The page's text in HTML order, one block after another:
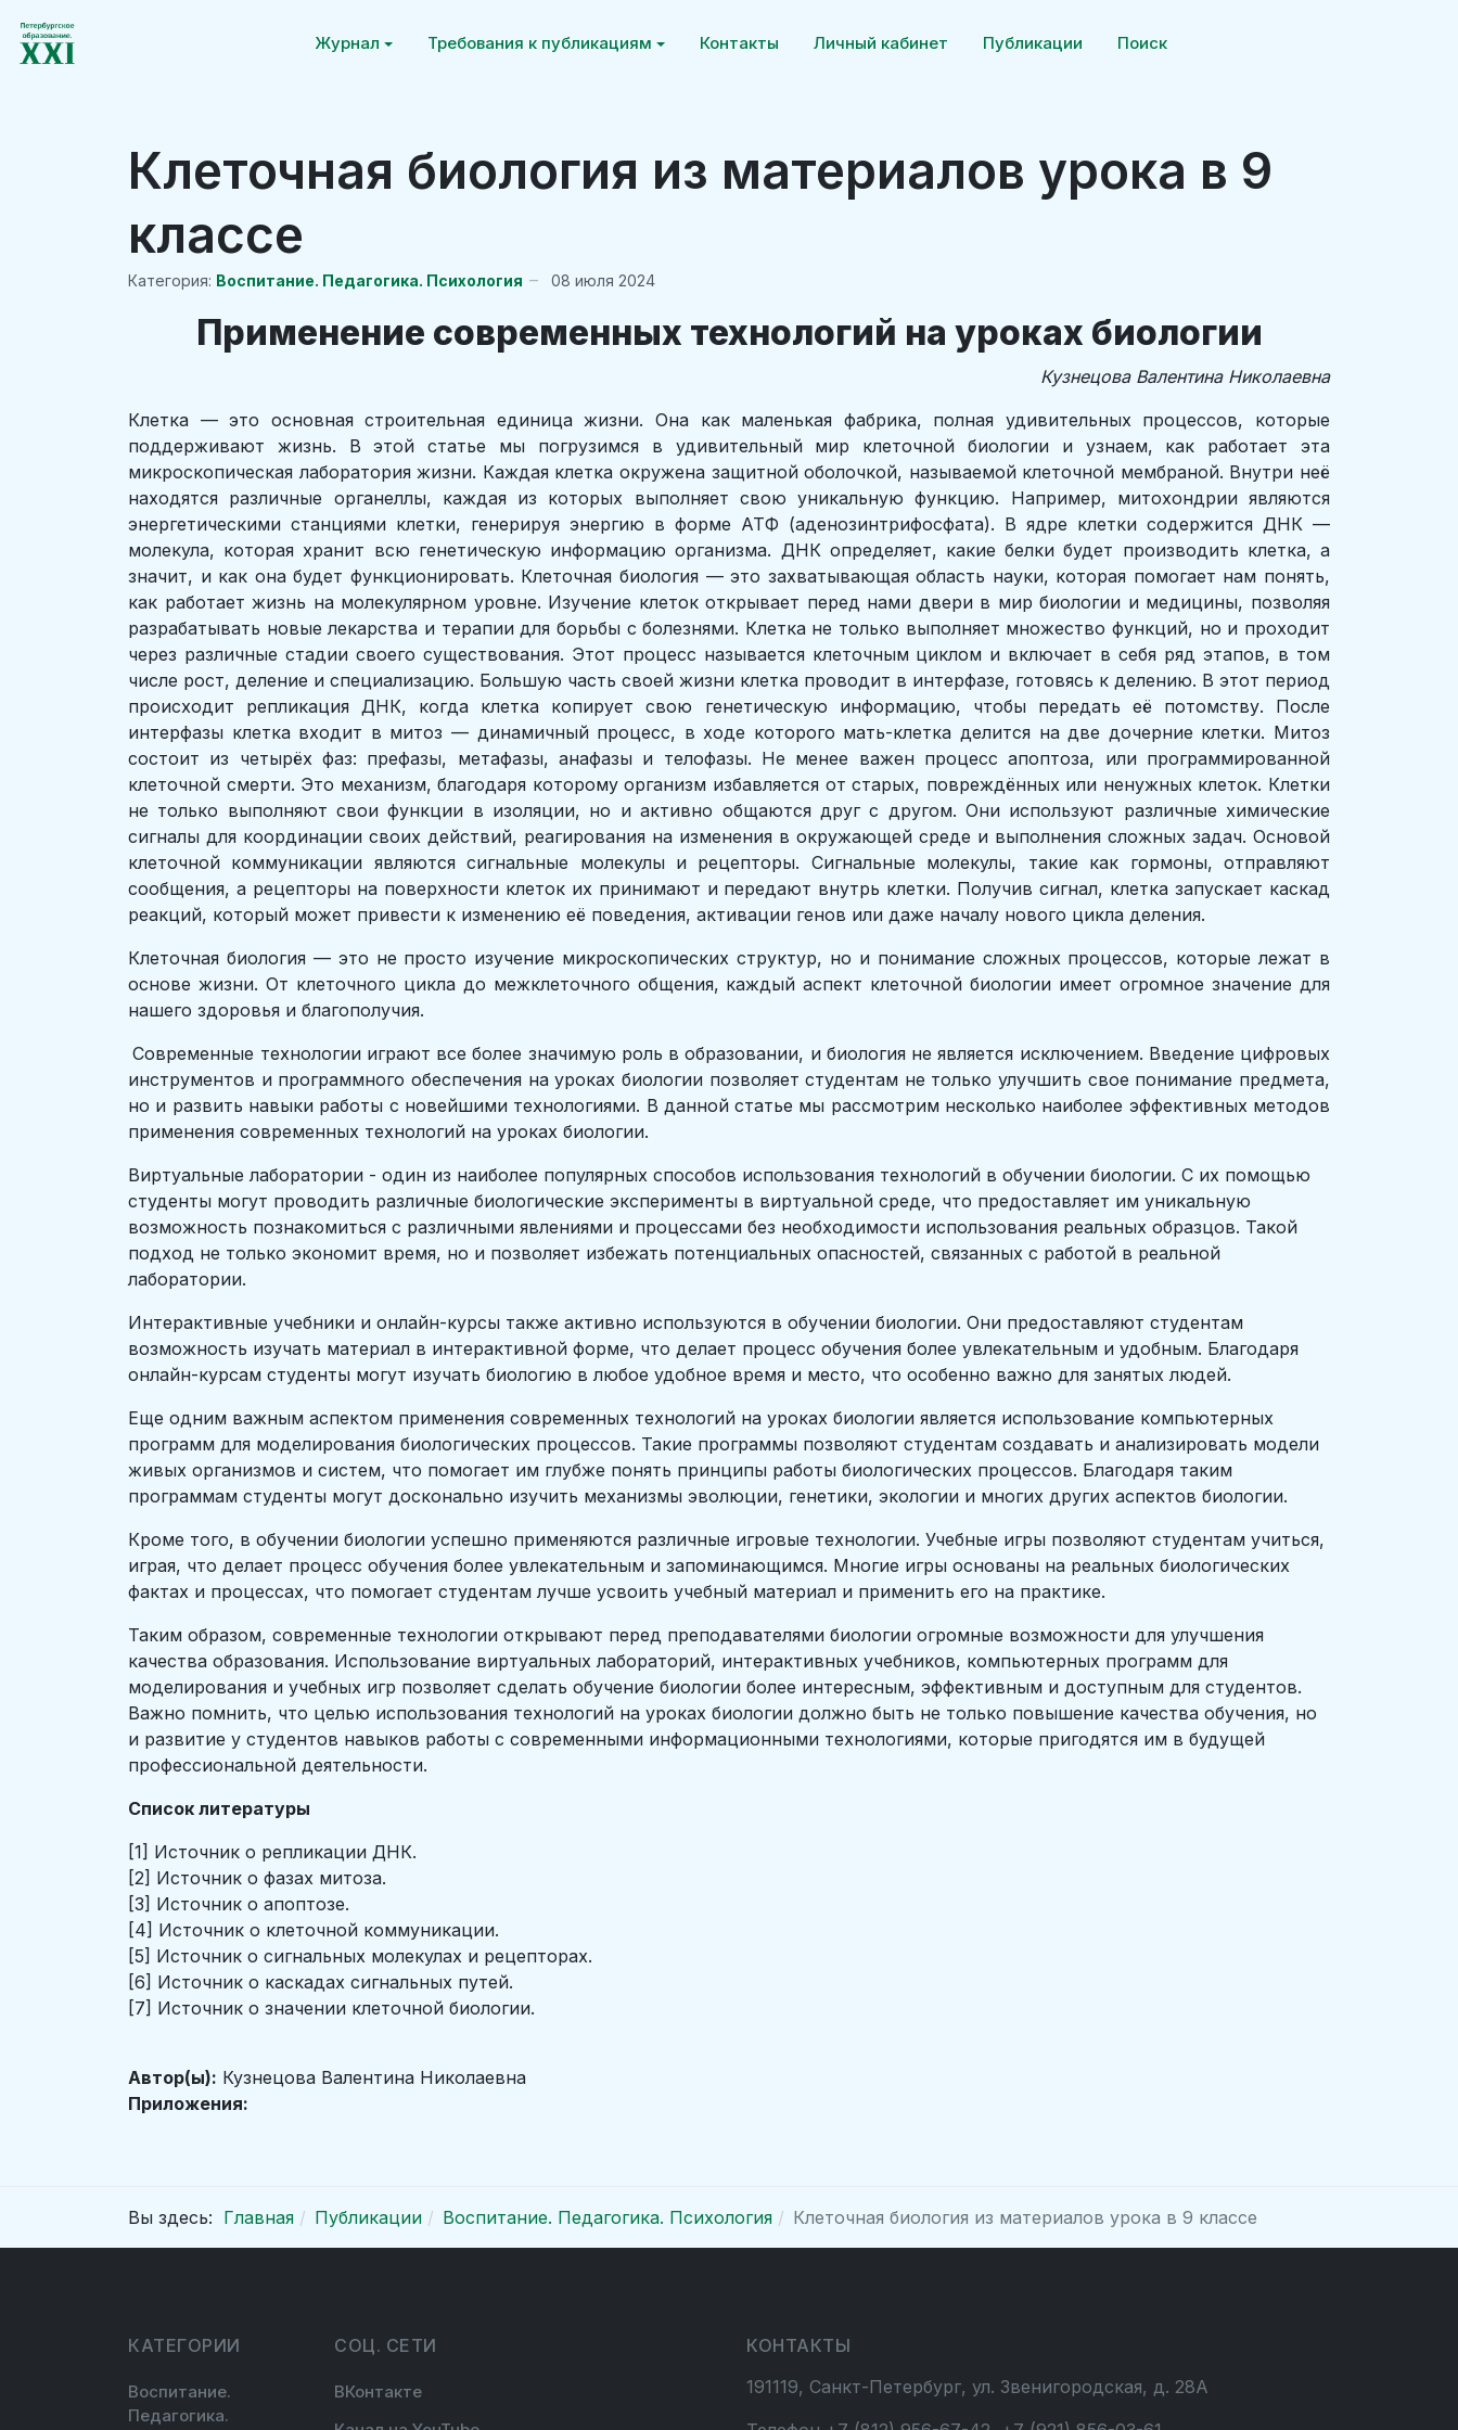
Журнал Требования к публикациям Контакты Личный кабинет Публикации Поиск
Клеточная биология из материалов урока в 9
классе
Категория: Воспитание. Педагогика. Психология 08 июля 2024
Применение современных технологий на уроках биологии
Кузнецова Валентина Николаевна
Клетка — это основная строительная единица жизни. Она как маленькая фабрика, полная удивительных процессов, которые
поддерживают жизнь. В этой статье мы погрузимся в удивительный мир клеточной биологии и узнаем, как работает эта
микроскопическая лаборатория жизни. Каждая клетка окружена защитной оболочкой, называемой клеточной мембраной. Внутри неё
находятся различные органеллы, каждая из которых выполняет свою уникальную функцию. Например, митохондрии являются
энергетическими станциями клетки, генерируя энергию в форме АТФ (аденозинтрифосфата). В ядре клетки содержится ДНК —
молекула, которая хранит всю генетическую информацию организма. ДНК определяет, какие белки будет производить клетка, а
значит, и как она будет функционировать. Клеточная биология — это захватывающая область науки, которая помогает нам понять,
как работает жизнь на молекулярном уровне. Изучение клеток открывает перед нами двери в мир биологии и медицины, позволяя
разрабатывать новые лекарства и терапии для борьбы с болезнями. Клетка не только выполняет множество функций, но и проходит
через различные стадии своего существования. Этот процесс называется клеточным циклом и включает в себя ряд этапов, в том
числе рост, деление и специализацию. Большую часть своей жизни клетка проводит в интерфазе, готовясь к делению. В этот период
происходит репликация ДНК, когда клетка копирует свою генетическую информацию, чтобы передать её потомству. После
интерфазы клетка входит в митоз — динамичный процесс, в ходе которого мать-клетка делится на две дочерние клетки. Митоз
состоит из четырёх фаз: префазы, метафазы, анафазы и телофазы. Не менее важен процесс апоптоза, или программированной
клеточной смерти. Это механизм, благодаря которому организм избавляется от старых, повреждённых или ненужных клеток. Клетки
не только выполняют свои функции в изоляции, но и активно общаются друг с другом. Они используют различные химические
сигналы для координации своих действий, реагирования на изменения в окружающей среде и выполнения сложных задач. Основой
клеточной коммуникации являются сигнальные молекулы и рецепторы. Сигнальные молекулы, такие как гормоны, отправляют
сообщения, а рецепторы на поверхности клеток их принимают и передают внутрь клетки. Получив сигнал, клетка запускает каскад
реакций, который может привести к изменению её поведения, активации генов или даже началу нового цикла деления.
Клеточная биология — это не просто изучение микроскопических структур, но и понимание сложных процессов, которые лежат в
основе жизни. От клеточного цикла до межклеточного общения, каждый аспект клеточной биологии имеет огромное значение для
нашего здоровья и благополучия.
Современные технологии играют все более значимую роль в образовании, и биология не является исключением. Введение цифровых
инструментов и программного обеспечения на уроках биологии позволяет студентам не только улучшить свое понимание предмета,
но и развить навыки работы с новейшими технологиями. В данной статье мы рассмотрим несколько наиболее эффективных методов
применения современных технологий на уроках биологии.
Виртуальные лаборатории - один из наиболее популярных способов использования технологий в обучении биологии. С их помощью
студенты могут проводить различные биологические эксперименты в виртуальной среде, что предоставляет им уникальную
возможность познакомиться с различными явлениями и процессами без необходимости использования реальных образцов. Такой
подход не только экономит время, но и позволяет избежать потенциальных опасностей, связанных с работой в реальной
лаборатории.
Интерактивные учебники и онлайн-курсы также активно используются в обучении биологии. Они предоставляют студентам
возможность изучать материал в интерактивной форме, что делает процесс обучения более увлекательным и удобным. Благодаря
онлайн-курсам студенты могут изучать биологию в любое удобное время и место, что особенно важно для занятых людей.
Еще одним важным аспектом применения современных технологий на уроках биологии является использование компьютерных
программ для моделирования биологических процессов. Такие программы позволяют студентам создавать и анализировать модели
живых организмов и систем, что помогает им глубже понять принципы работы биологических процессов. Благодаря таким
программам студенты могут досконально изучить механизмы эволюции, генетики, экологии и многих других аспектов биологии.
Кроме того, в обучении биологии успешно применяются различные игровые технологии. Учебные игры позволяют студентам учиться,
играя, что делает процесс обучения более увлекательным и запоминающимся. Многие игры основаны на реальных биологических
фактах и процессах, что помогает студентам лучше усвоить учебный материал и применить его на практике.
Таким образом, современные технологии открывают перед преподавателями биологии огромные возможности для улучшения
качества образования. Использование виртуальных лабораторий, интерактивных учебников, компьютерных программ для
моделирования и учебных игр позволяет сделать обучение биологии более интересным, эффективным и доступным для студентов.
Важно помнить, что целью использования технологий на уроках биологии должно быть не только повышение качества обучения, но
и развитие у студентов навыков работы с современными информационными технологиями, которые пригодятся им в будущей
профессиональной деятельности.
Список литературы
[1] Источник о репликации ДНК.
[2] Источник о фазах митоза.
[3] Источник о апоптозе.
[4] Источник о клеточной коммуникации.
[5] Источник о сигнальных молекулах и рецепторах.
[6] Источник о каскадах сигнальных путей.
[7] Источник о значении клеточной биологии.
Автор(ы): Кузнецова Валентина Николаевна
Приложения:
Вы здесь: Главная Публикации Воспитание. Педагогика. Психология Клеточная биология из материалов урока в 9 классе
КАТЕГОРИИ
Воспитание.
Педагогика.
СОЦ. СЕТИ
ВКонтакте
КОНТАКТЫ
191119, Санкт-Петербург, ул. Звенигородская, д. 28А